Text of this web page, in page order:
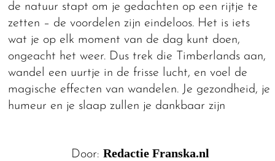
de natuur stapt om je gedachten op een rijtje te
zetten – de voordelen zijn eindeloos. Het is iets
wat je op elk moment van de dag kunt doen,
ongeacht het weer. Dus trek die Timberlands aan,
wandel een uurtje in de frisse lucht, en voel de
magische effecten van wandelen. Je gezondheid, je
humeur en je slaap zullen je dankbaar zijn
Door: Redactie Franska.nl